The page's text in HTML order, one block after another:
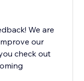
We are
our
check out